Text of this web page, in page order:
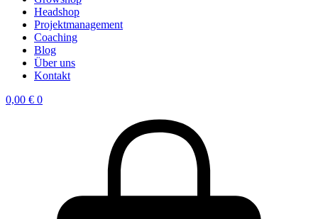
Headshop
Projektmanagement
Coaching
Blog
Über uns
Kontakt
0,00 € 0